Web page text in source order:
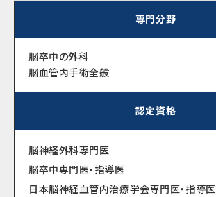
専門分野
脳卒中の外科
脳血管内手術全般
認定資格
脳神経外科専門医
脳卒中専門医・指導医
日本脳神経血管内治療学会専門医・指導医